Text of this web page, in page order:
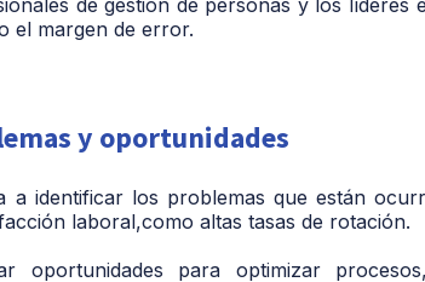
el margen de error.
y oportunidades
a identificar los problemas que están
laboral,como altas tasas de rotación.
oportunidades para optimizar